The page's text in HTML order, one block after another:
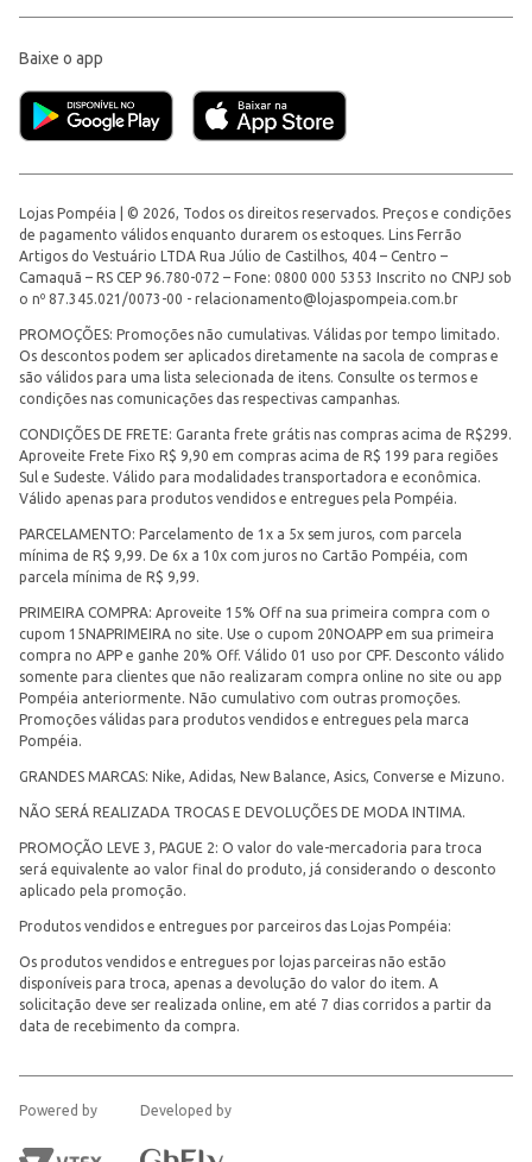
Baixe o app
Lojas Pompéia | © 2026, Todos os direitos reservados. Preços e condições
de pagamento válidos enquanto durarem os estoques. Lins Ferrão
Artigos do Vestuário LTDA Rua Júlio de Castilhos, 404 – Centro –
Camaquã – RS CEP 96.780-072 – Fone: 0800 000 5353 Inscrito no CNPJ sob
o nº 87.345.021/0073-00 - relacionamento@lojaspompeia.com.br
PROMOÇÕES: Promoções não cumulativas. Válidas por tempo limitado.
Os descontos podem ser aplicados diretamente na sacola de compras e
são válidos para uma lista selecionada de itens. Consulte os termos e
condições nas comunicações das respectivas campanhas.
CONDIÇÕES DE FRETE: Garanta frete grátis nas compras acima de R$299.
Aproveite Frete Fixo R$ 9,90 em compras acima de R$ 199 para regiões
Sul e Sudeste. Válido para modalidades transportadora e econômica.
Válido apenas para produtos vendidos e entregues pela Pompéia.
PARCELAMENTO: Parcelamento de 1x a 5x sem juros, com parcela
mínima de R$ 9,99. De 6x a 10x com juros no Cartão Pompéia, com
parcela mínima de R$ 9,99.
PRIMEIRA COMPRA: Aproveite 15% Off na sua primeira compra com o
cupom 15NAPRIMEIRA no site. Use o cupom 20NOAPP em sua primeira
compra no APP e ganhe 20% Off. Válido 01 uso por CPF. Desconto válido
somente para clientes que não realizaram compra online no site ou app
Pompéia anteriormente. Não cumulativo com outras promoções.
Promoções válidas para produtos vendidos e entregues pela marca
Pompéia.
GRANDES MARCAS: Nike, Adidas, New Balance, Asics, Converse e Mizuno.
NÃO SERÁ REALIZADA TROCAS E DEVOLUÇÕES DE MODA INTIMA.
PROMOÇÃO LEVE 3, PAGUE 2: O valor do vale-mercadoria para troca
será equivalente ao valor final do produto, já considerando o desconto
aplicado pela promoção.
Produtos vendidos e entregues por parceiros das Lojas Pompéia:
Os produtos vendidos e entregues por lojas parceiras não estão
disponíveis para troca, apenas a devolução do valor do item. A
solicitação deve ser realizada online, em até 7 dias corridos a partir da
data de recebimento da compra.
Powered by Developed by